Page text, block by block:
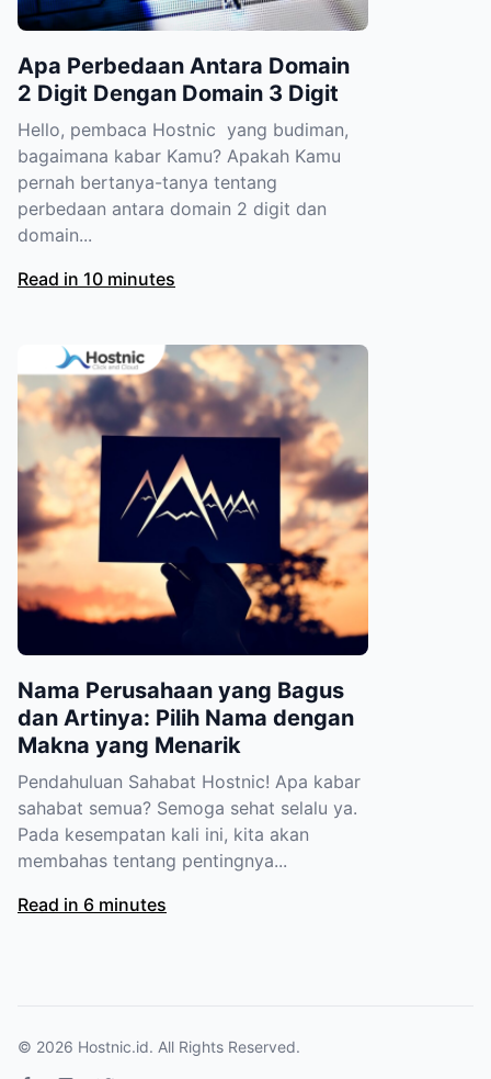
Apa Perbedaan Antara Domain
2 Digit Dengan Domain 3 Digit
Hello, pembaca Hostnic yang budiman,
bagaimana kabar Kamu? Apakah Kamu
pernah bertanya-tanya tentang
perbedaan antara domain 2 digit dan
domain...
Read in 10 minutes
Nama Perusahaan yang Bagus
dan Artinya: Pilih Nama dengan
Makna yang Menarik
Pendahuluan Sahabat Hostnic! Apa kabar
sahabat semua? Semoga sehat selalu ya.
Pada kesempatan kali ini, kita akan
membahas tentang pentingnya...
Read in 6 minutes
© 2026 Hostnic.id. All Rights Reserved.